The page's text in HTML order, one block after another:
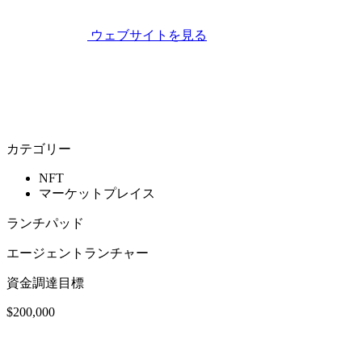
ウェブサイトを見る
カテゴリー
NFT
マーケットプレイス
ランチパッド
エージェントランチャー
資金調達目標
$200,000